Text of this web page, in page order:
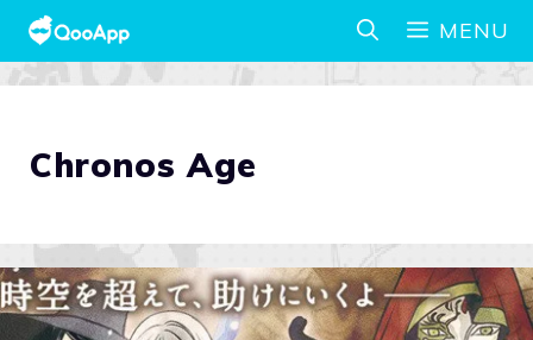
MENU
Chronos Age